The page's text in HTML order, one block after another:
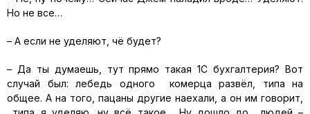
Но не все…
– А если не уделяют, чё будет?
– Да ты думаешь, тут прямо такая 1С бухгалтерия? Вот
случай был: лебедь одного комерца развёл, типа на
общее. А на того, пацаны другие наехали, а он им говорит,